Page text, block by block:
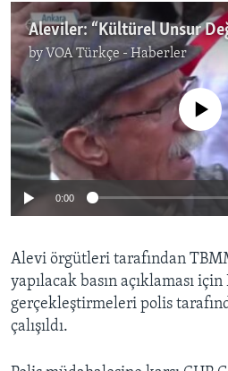
by VOA Türkçe - Haberler
No media source
0:00
Alevi örgütleri tarafından
yapılacak basın açıklaması
gerçekleştirmeleri polis
çalışıldı.